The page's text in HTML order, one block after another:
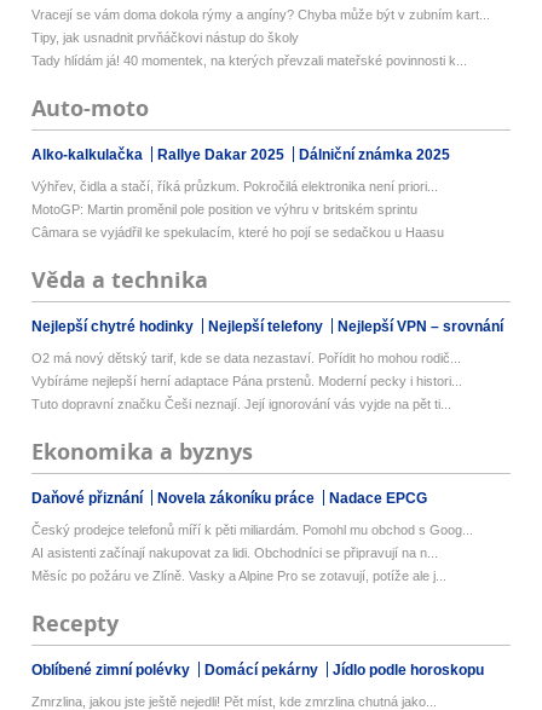
Vracejí se vám doma dokola rýmy a angíny? Chyba může být v zubním kart...
Tipy, jak usnadnit prvňáčkovi nástup do školy
Tady hlídám já! 40 momentek, na kterých převzali mateřské povinnosti k...
Auto-moto
Alko-kalkulačka Rallye Dakar 2025 Dálniční známka 2025
Výhřev, čidla a stačí, říká průzkum. Pokročilá elektronika není priori...
MotoGP: Martin proměnil pole position ve výhru v britském sprintu
Câmara se vyjádřil ke spekulacím, které ho pojí se sedačkou u Haasu
Věda a technika
Nejlepší chytré hodinky Nejlepší telefony Nejlepší VPN – srovnání
O2 má nový dětský tarif, kde se data nezastaví. Pořídit ho mohou rodič...
Vybíráme nejlepší herní adaptace Pána prstenů. Moderní pecky i histori...
Tuto dopravní značku Češi neznají. Její ignorování vás vyjde na pět ti...
Ekonomika a byznys
Daňové přiznání Novela zákoníku práce Nadace EPCG
Český prodejce telefonů míří k pěti miliardám. Pomohl mu obchod s Goog...
AI asistenti začínají nakupovat za lidi. Obchodníci se připravují na n...
Měsíc po požáru ve Zlíně. Vasky a Alpine Pro se zotavují, potíže ale j...
Recepty
Oblíbené zimní polévky Domácí pekárny Jídlo podle horoskopu
Zmrzlina, jakou jste ještě nejedli! Pět míst, kde zmrzlina chutná jako...